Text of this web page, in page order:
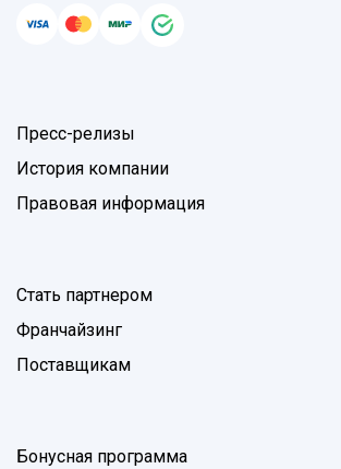
Пресс-релизы
История компании
Правовая информация
Стать партнером
Франчайзинг
Поставщикам
Бонусная программа